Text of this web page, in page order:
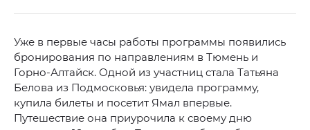
Уже в первые часы работы программы появились
бронирования по направлениям в Тюмень и
Горно-Алтайск. Одной из участниц стала Татьяна
Белова из Подмосковья: увидела программу,
купила билеты и посетит Ямал впервые.
Путешествие она приурочила к своему дню